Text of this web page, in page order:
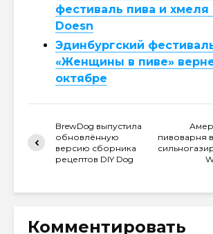
фестиваль пива и хмеля
Doesn
Эдинбургский
«Женщины в пиве»
октябре
BrewDog выпустила
обновлённую
версию сборника
рецептов DIY Dog
пивоварня
Комментировать